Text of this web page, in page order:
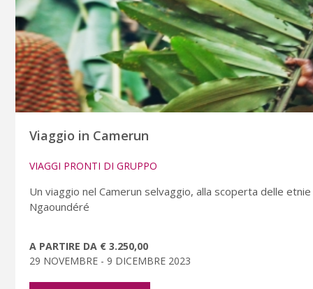
Viaggio in Camerun
VIAGGI PRONTI DI GRUPPO
Un viaggio nel Camerun selvaggio, alla scoperta delle
Ngaoundéré
A PARTIRE DA € 3.250,00
29 NOVEMBRE - 9 DICEMBRE 2023